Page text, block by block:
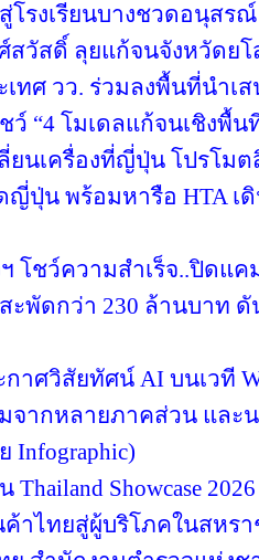
โรงเรียนบางชวดอนุสรณ์
สวัสดิ์ ลุยแก้จนจังหวัดย
เทศ วว. ร่วมลงพื้นที่นำเ
“4 โมเดลแก้จนเชิงพื้น
ลี่ยนเครื่องที่ญี่ปุ่น โปรโ
ญี่ปุ่น พร้อมหารือ HTA
โชว์ความสำเร็จ..ปิดแค
สะพัดกว่า 230 ล้านบาท
าศวิสัยทัศน์ AI บนเวที
จากหลายภาคส่วน และ
Infographic)
Thailand Showcase
าไทยสู่ผู้บริโภคในสหร